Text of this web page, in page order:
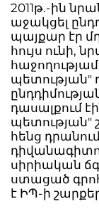
2011թ.-ին
աջակցել
պայքար էր
հույս ունի,
պետության"
դասալքում
պետության"
հենց
սիրիական
ստացած
է ԻՊ-ի